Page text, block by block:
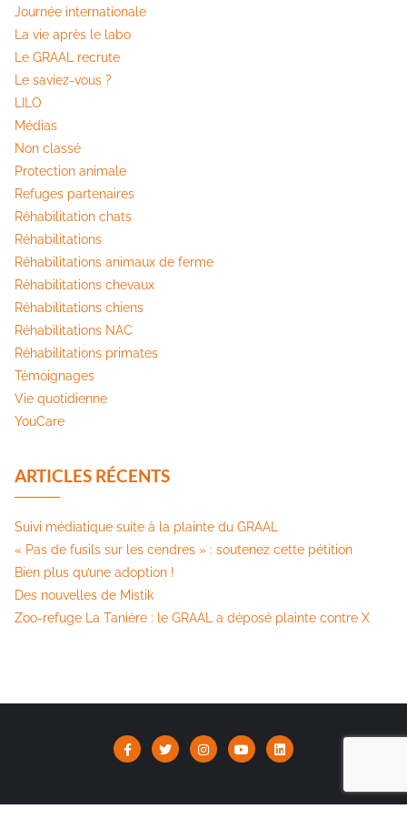
Journée internationale
La vie après le labo
Le GRAAL recrute
Le saviez-vous ?
LILO
Médias
Non classé
Protection animale
Refuges partenaires
Réhabilitation chats
Réhabilitations
Réhabilitations animaux de ferme
Réhabilitations chevaux
Réhabilitations chiens
Réhabilitations NAC
Réhabilitations primates
Témoignages
Vie quotidienne
YouCare
ARTICLES RÉCENTS
Suivi médiatique suite à la plainte du GRAAL
« Pas de fusils sur les cendres » : soutenez cette pétition​
Bien plus qu’une adoption !
Des nouvelles de Mistik
Zoo-refuge La Tanière : le GRAAL a déposé plainte contre X